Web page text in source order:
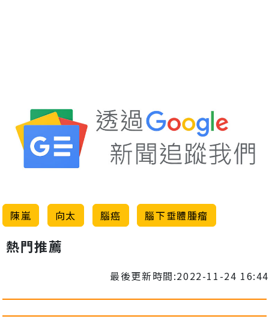
陳嵐 向太 腦癌 腦下垂體腫瘤
熱門推薦
最後更新時間:2022-11-24 16:44